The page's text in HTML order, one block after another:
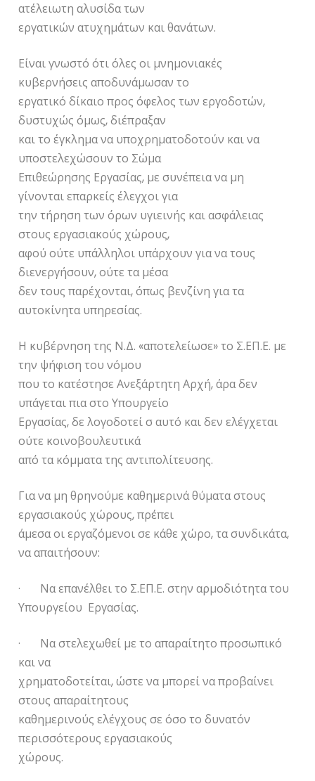
ατέλειωτη αλυσίδα των
εργατικών ατυχημάτων και θανάτων.
Είναι γνωστό ότι όλες οι μνημονιακές
κυβερνήσεις αποδυνάμωσαν το
εργατικό δίκαιο προς όφελος των εργοδοτών,
δυστυχώς όμως, διέπραξαν
και το έγκλημα να υποχρηματοδοτούν και να
υποστελεχώσουν το Σώμα
Επιθεώρησης Εργασίας, με συνέπεια να μη
γίνονται επαρκείς έλεγχοι για
την τήρηση των όρων υγιεινής και ασφάλειας
στους εργασιακούς χώρους,
αφού ούτε υπάλληλοι υπάρχουν για να τους
διενεργήσουν, ούτε τα μέσα
δεν τους παρέχονται, όπως βενζίνη για τα
αυτοκίνητα υπηρεσίας.
Η κυβέρνηση της Ν.Δ. «αποτελείωσε» το Σ.ΕΠ.Ε. με
την ψήφιση του νόμου
που το κατέστησε Ανεξάρτητη Αρχή, άρα δεν
υπάγεται πια στο Υπουργείο
Εργασίας, δε λογοδοτεί σ αυτό και δεν ελέγχεται
ούτε κοινοβουλευτικά
από τα κόμματα της αντιπολίτευσης.
Για να μη θρηνούμε καθημερινά θύματα στους
εργασιακούς χώρους, πρέπει
άμεσα οι εργαζόμενοι σε κάθε χώρο, τα συνδικάτα,
να απαιτήσουν:
· Να επανέλθει το Σ.ΕΠ.Ε. στην αρμοδιότητα του
Υπουργείου Εργασίας.
· Να στελεχωθεί με το απαραίτητο προσωπικό
και να
χρηματοδοτείται, ώστε να μπορεί να προβαίνει
στους απαραίτητους
καθημερινούς ελέγχους σε όσο το δυνατόν
περισσότερους εργασιακούς
χώρους.